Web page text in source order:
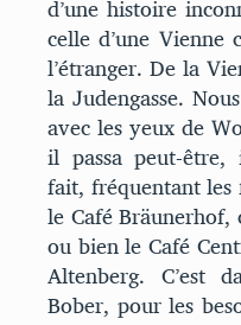
d’une histoire
celle d’une Vienne
l’étranger. De la
la Judengasse.
avec les yeux de
il passa peut-être,
fait, fréquentant les
le Café
ou bien le Café
Altenberg. C’est
Bober, pour les